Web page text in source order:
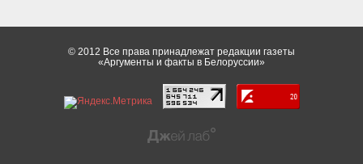
© 2012 Все права принадлежат редакции газеты
«Аргументы и факты в Белоруссии»